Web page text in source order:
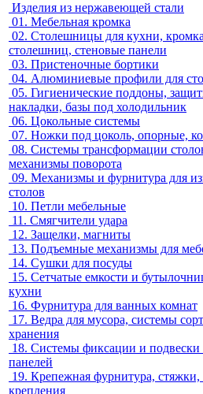
Изделия из нержавеющей стали
01. Мебельная кромка
02. Столешницы для кухни,
столешниц, стеновые панели
03. Пристеночные бортики
04. Алюминиевые профили для
05. Гигиенические поддоны,
накладки, базы под холодильник
06. Цокольные системы
07. Ножки под цоколь, опорные,
08. Системы трансформации
механизмы поворота
09. Механизмы и фурнитура для
столов
10. Петли мебельные
11. Смягчители удара
12. Защелки, магниты
13. Подъемные механизмы для
14. Сушки для посуды
15. Сетчатые емкости и
кухни
16. Фурнитура для ванных комнат
17. Ведра для мусора, системы
хранения
18. Системы фиксации и подвески
панелей
19. Крепежная фурнитура, стяжки,
крепления